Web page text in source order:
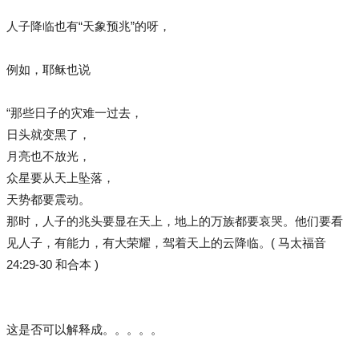
人子降临也有“天象预兆”的呀，
例如，耶稣也说
“那些日子的灾难一过去，
日头就变黑了，
月亮也不放光，
众星要从天上坠落，
天势都要震动。
那时，人子的兆头要显在天上，地上的万族都要哀哭。他们要看
见人子，有能力，有大荣耀，驾着天上的云降临。( 马太福音
24:29-30 和合本 )
这是否可以解释成。。。。。